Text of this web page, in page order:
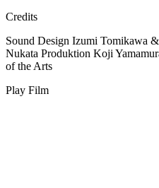
Credits
Sound Design Izumi Tomikawa
Nukata Produktion Koji
of the Arts
Play Film